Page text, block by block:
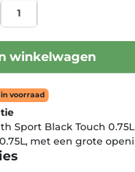
winkelwagen
voorraad
Sport Black Touch 0.75L
met een grote